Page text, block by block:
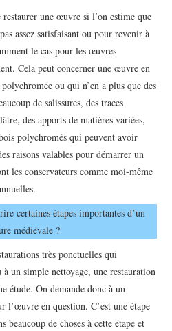
une œuvre si l’on estime que
assez satisfaisant ou pour revenir à
le cas pour les œuvres
Cela peut concerner une œuvre en
ou qui n’en a plus que des
de salissures, des traces
des apports de matières variées,
polychromés qui peuvent avoir
raisons valables pour démarrer un
les conservateurs comme moi-même
certaines étapes importantes d’un
médiévale ?
très ponctuelles qui
un simple nettoyage, une restauration
étude. On demande donc à un
l’œuvre en question. C’est une étape
beaucoup de choses à cette étape et